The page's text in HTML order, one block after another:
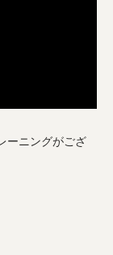
ーニングがござ